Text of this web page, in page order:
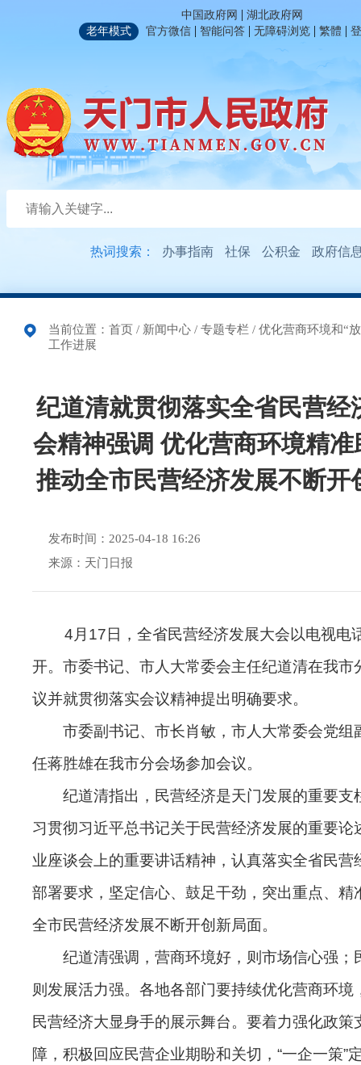
中国政府网 | 湖北政府网
老年模式
官方微信 | 智能问答 | 无障碍浏览 | 繁體 |
热词搜索： 办事指南 社保 公积金 政府信
当前位置： 首页 / 新闻中心 / 专题专栏 / 优化营商环境和“
工作进展
纪道清就贯彻落实全省民营经
会精神强调 优化营商环境精准
推动全市民营经济发展不断开
发布时间：2025-04-18 16:26
来源：天门日报
4月17日，全省民营经济发展大会以电视电
开。市委书记、市人大常委会主任纪道清在我市
议并就贯彻落实会议精神提出明确要求。
市委副书记、市长肖敏，市人大常委会党组
任蒋胜雄在我市分会场参加会议。
纪道清指出，民营经济是天门发展的重要支
习贯彻习近平总书记关于民营经济发展的重要论
业座谈会上的重要讲话精神，认真落实全省民营
部署要求，坚定信心、鼓足干劲，突出重点、精
全市民营经济发展不断开创新局面。
纪道清强调，营商环境好，则市场信心强；
则发展活力强。各地各部门要持续优化营商环境
民营经济大显身手的展示舞台。要着力强化政策
障，积极回应民营企业期盼和关切，“一企一策”